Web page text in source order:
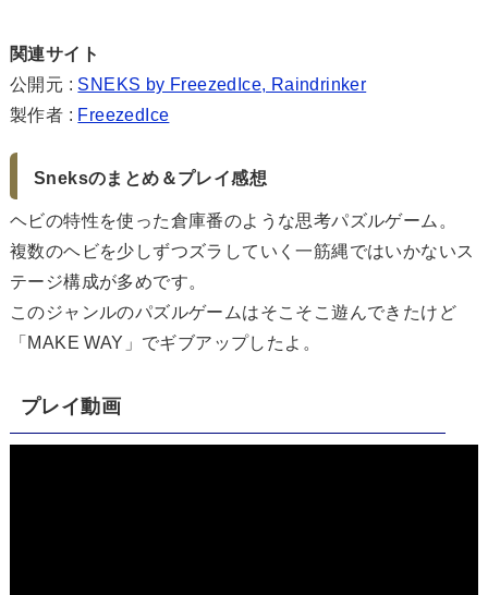
関連サイト
公開元 : SNEKS by FreezedIce, Raindrinker
製作者 : FreezedIce
Sneksのまとめ＆プレイ感想
ヘビの特性を使った倉庫番のような思考パズルゲーム。
複数のヘビを少しずつズラしていく一筋縄ではいかないス
テージ構成が多めです。
このジャンルのパズルゲームはそこそこ遊んできたけど
「MAKE WAY」でギブアップしたよ。
プレイ動画